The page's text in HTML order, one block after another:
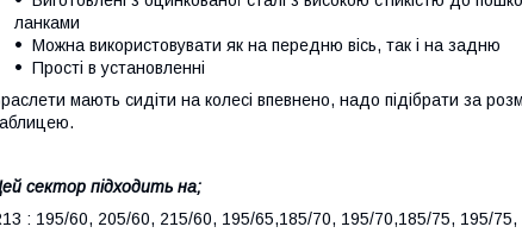
ланками
Можна використовувати як на передню вісь, так і на задню
Прості в установленні
мають сидіти на колесі впевнено, надо підібрати за
сектор підходить на;
: 195/60, 205/60, 215/60, 195/65,185/70, 195/70,185/75, 195/75,